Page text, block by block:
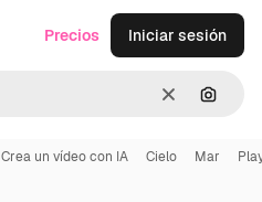
Borrar
Precios Iniciar sesión
Crea un vídeo con IA Cielo Mar